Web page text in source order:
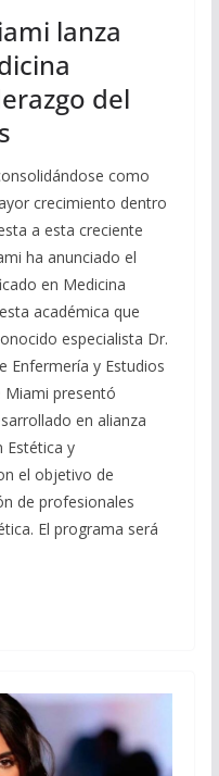
lanza
del
como
crecimiento dentro
a esta creciente
ha anunciado el
en Medicina
académica que
especialista Dr.
Enfermería y Estudios
Miami presentó
en alianza
Estética y
el objetivo de
de profesionales
El programa será